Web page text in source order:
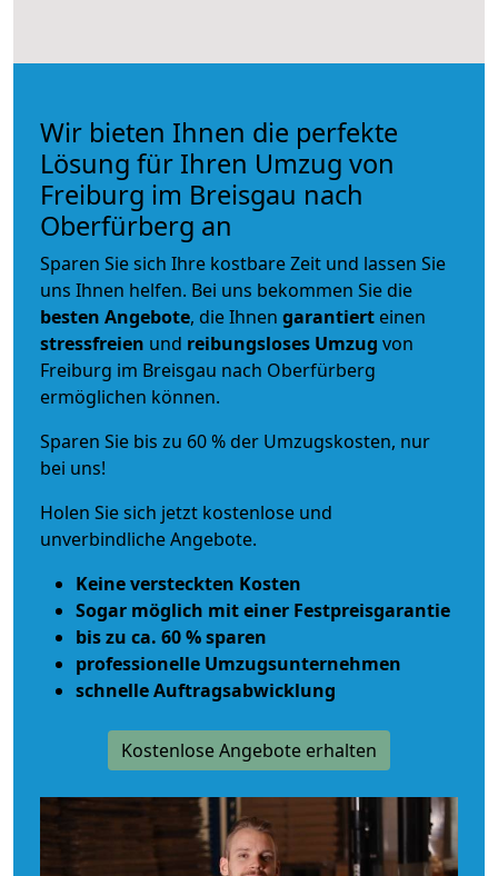
Wir bieten Ihnen die perfekte
Lösung für Ihren Umzug von
Freiburg im Breisgau nach
Oberfürberg an
Sparen Sie sich Ihre kostbare Zeit und lassen Sie
uns Ihnen helfen. Bei uns bekommen Sie die
besten Angebote, die Ihnen garantiert einen
stressfreien und reibungsloses Umzug von
Freiburg im Breisgau nach Oberfürberg
ermöglichen können.
Sparen Sie bis zu 60 % der Umzugskosten, nur
bei uns!
Holen Sie sich jetzt kostenlose und
unverbindliche Angebote.
Keine versteckten Kosten
Sogar möglich mit einer Festpreisgarantie
bis zu ca. 60 % sparen
professionelle Umzugsunternehmen
schnelle Auftragsabwicklung
Kostenlose Angebote erhalten